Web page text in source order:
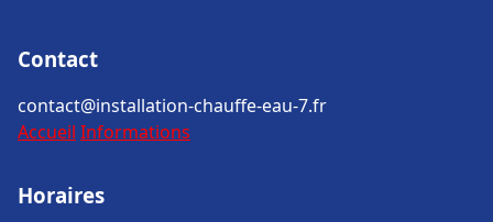
Contact
contact@installation-chauffe-eau-7.fr
Accueil Informations
Horaires